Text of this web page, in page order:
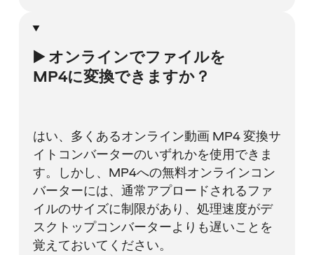
▶️ オンラインでファイルを
MP4に変換できますか？
はい、多くあるオンライン動画 MP4 変換サ
イトコンバーターのいずれかを使用できま
す。しかし、MP4への無料オンラインコン
バーターには、通常アプロードされるファ
イルのサイズに制限があり、処理速度がデ
スクトップコンバーターよりも遅いことを
覚えておいてください。